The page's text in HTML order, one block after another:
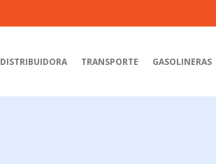
DISTRIBUIDORA TRANSPORTE GASOLINERAS